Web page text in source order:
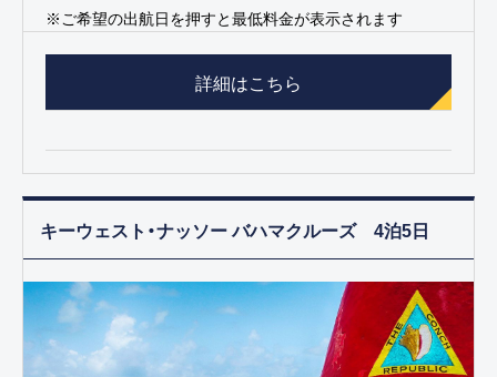
※ご希望の出航日を押すと最低料金が表示されます
詳細はこちら
キーウェスト・ナッソー バハマクルーズ 4泊5日